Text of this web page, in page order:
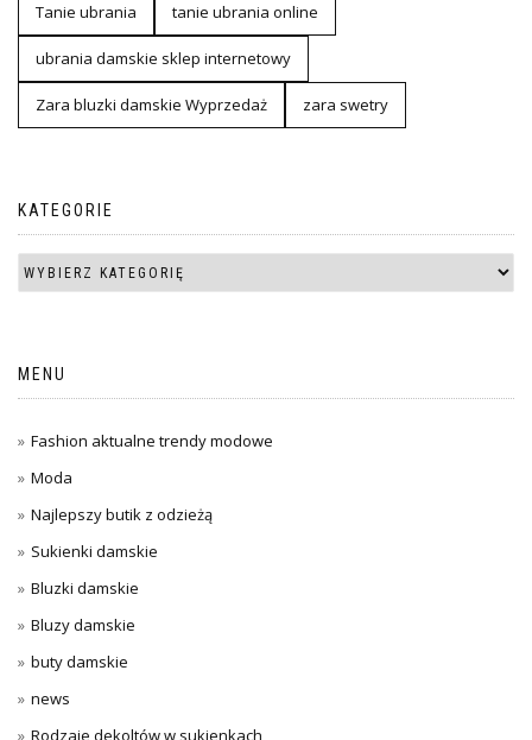
Tanie ubrania tanie ubrania online
ubrania damskie sklep internetowy
Zara bluzki damskie Wyprzedaż zara swetry
KATEGORIE
MENU
Fashion aktualne trendy modowe
Moda
Najlepszy butik z odzieżą
Sukienki damskie
Bluzki damskie
Bluzy damskie
buty damskie
news